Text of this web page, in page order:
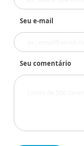
Seu e-mail
Seu comentário